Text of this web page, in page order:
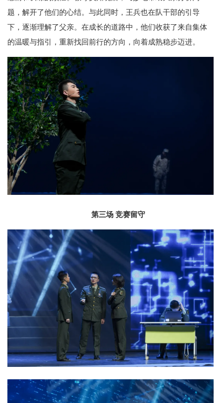
题，解开了他们的心结。与此同时，王兵也在队干部的引导
下，逐渐理解了父亲。在成长的道路中，他们收获了来自集体
的温暖与指引，重新找回前行的方向，向着成熟稳步迈进。
第三场 竞赛留守